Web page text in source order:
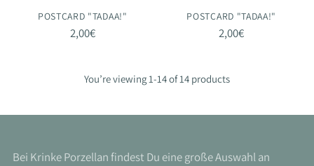
POSTCARD "TADAA!"
2,00€
POSTCARD "TADAA!"
2,00€
You’re viewing 1-14 of 14 products
Bei Krinke Porzellan findest Du eine große Auswahl an